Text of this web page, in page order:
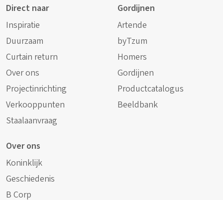
Direct naar
Inspiratie
Duurzaam
Curtain return
Over ons
Projectinrichting
Verkooppunten
Staalaanvraag
Gordijnen
Artende
byTzum
Homers
Gordijnen
Productcatalogus
Beeldbank
Over ons
Koninklijk
Geschiedenis
B Corp